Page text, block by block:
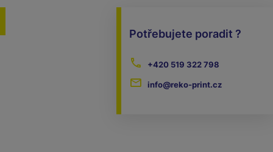
Potřebujete poradit ?
+420 519 322 798
info@reko-print.cz